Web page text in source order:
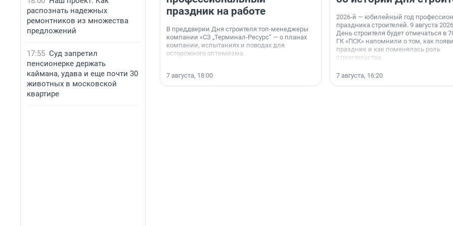
распознать надежных
ремонтников из множества
предложений
17:55 Суд запретил
пенсионерке держать
каймана, удава и еще почти 30
животных в московской
квартире
праздник на работе
В преддверии Дня строителя топ-менеджеры
компании «СЗ „Терминал-Ресурс“ — о планах
компании, испытаниях и поводах для
осторожного оптимизма.
7 августа, 18:00
2026-й — юбилейный год
праздника строителей. 9 августа
День строителя будет отмечаться в
ГК «ПСК» напомнили о том, как
праздник и как поменялась роль
строительства.
7 августа, 16:20